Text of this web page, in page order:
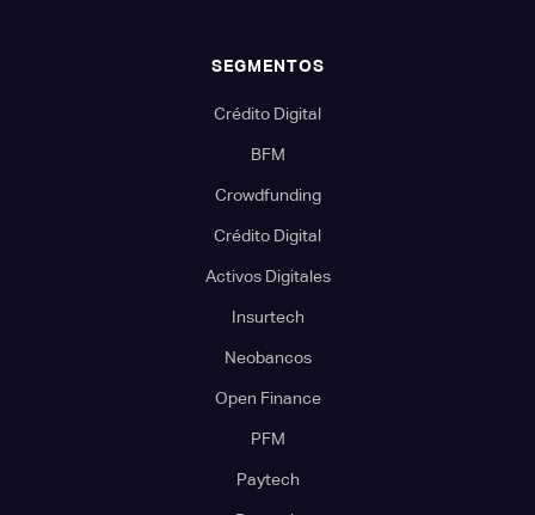
SEGMENTOS
Crédito Digital
BFM
Crowdfunding
Crédito Digital
Activos Digitales
Insurtech
Neobancos
Open Finance
PFM
Paytech